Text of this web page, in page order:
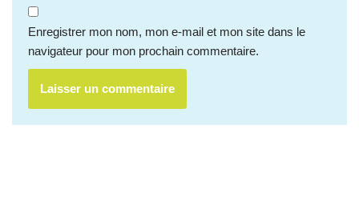
Enregistrer mon nom, mon e-mail et mon site dans le
navigateur pour mon prochain commentaire.